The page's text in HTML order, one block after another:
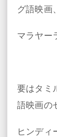
グ語映画
マラヤー
要はタミ
語映画の
ヒンディ